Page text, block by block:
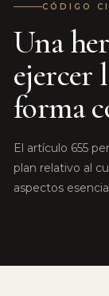
CÓDIGO
Una
ejercer
forma
El artículo 655
plan relativo al
aspectos